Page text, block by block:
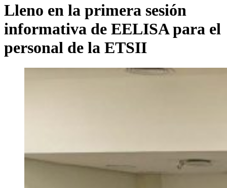
Lleno en la primera sesión
informativa de EELISA para el
personal de la ETSII